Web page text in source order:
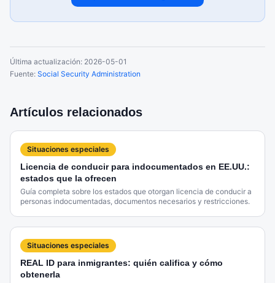
Última actualización: 2026-05-01
Fuente: Social Security Administration
Artículos relacionados
Situaciones especiales
Licencia de conducir para indocumentados en EE.UU.:
estados que la ofrecen
Guía completa sobre los estados que otorgan licencia de conducir a
personas indocumentadas, documentos necesarios y restricciones.
Situaciones especiales
REAL ID para inmigrantes: quién califica y cómo
obtenerla